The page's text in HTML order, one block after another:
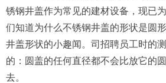
锈钢井盖作为常见的建材设备，现已
们知道为什么不锈钢井盖的形状是圆
井盖形状的小趣闻。司招聘员工时的
的：圆盖的任何直径都不会比放它的
去。